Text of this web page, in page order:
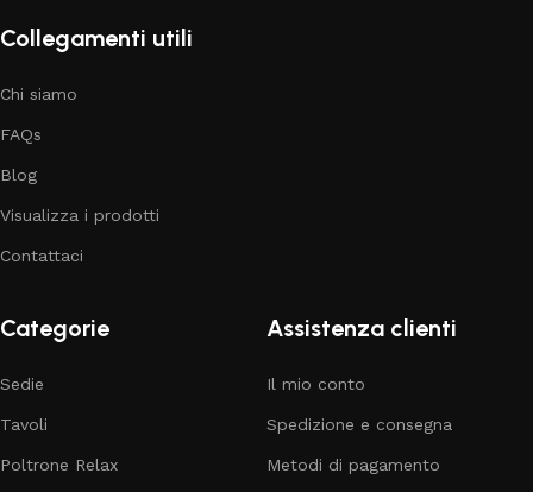
Collegamenti utili
Chi siamo
FAQs
Blog
Visualizza i prodotti
Contattaci
Categorie
Sedie
Tavoli
Poltrone Relax
Assistenza clienti
Il mio conto
Spedizione e consegna
Metodi di pagamento